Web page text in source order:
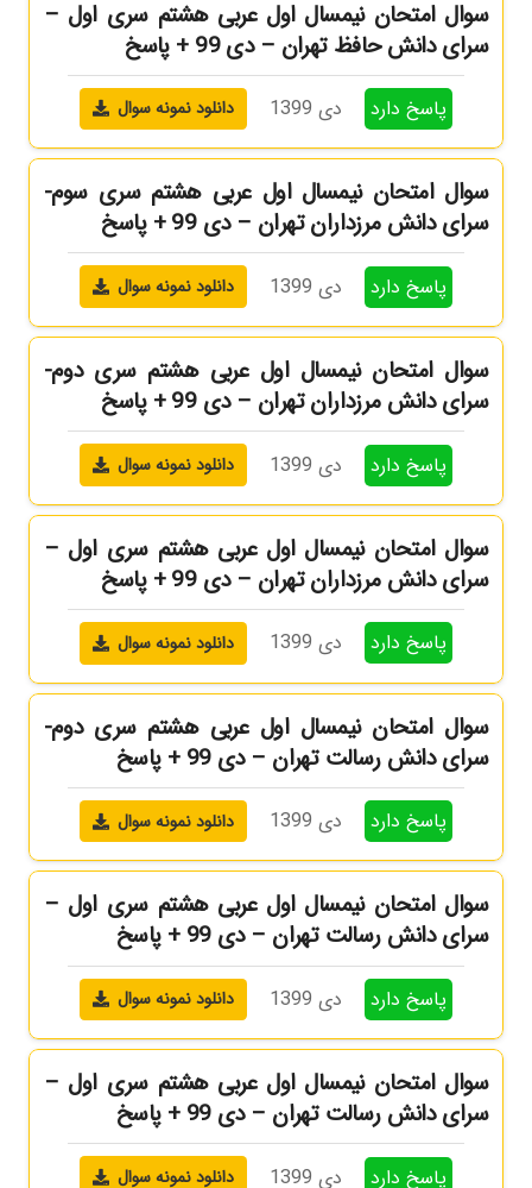
سوال امتحان نیمسال اول عربی هشتم سری اول –
سرای دانش حافظ تهران – دی 99 + پاسخ
پاسخ دارد دی 1399 دانلود نمونه سوال
سوال امتحان نیمسال اول عربی هشتم سری سوم-
سرای دانش مرزداران تهران – دی 99 + پاسخ
پاسخ دارد دی 1399 دانلود نمونه سوال
سوال امتحان نیمسال اول عربی هشتم سری دوم-
سرای دانش مرزداران تهران – دی 99 + پاسخ
پاسخ دارد دی 1399 دانلود نمونه سوال
سوال امتحان نیمسال اول عربی هشتم سری اول –
سرای دانش مرزداران تهران – دی 99 + پاسخ
پاسخ دارد دی 1399 دانلود نمونه سوال
سوال امتحان نیمسال اول عربی هشتم سری دوم-
سرای دانش رسالت تهران – دی 99 + پاسخ
پاسخ دارد دی 1399 دانلود نمونه سوال
سوال امتحان نیمسال اول عربی هشتم سری اول –
سرای دانش رسالت تهران – دی 99 + پاسخ
پاسخ دارد دی 1399 دانلود نمونه سوال
سوال امتحان نیمسال اول عربی هشتم سری اول –
سرای دانش رسالت تهران – دی 99 + پاسخ
پاسخ دارد دی 1399 دانلود نمونه سوال